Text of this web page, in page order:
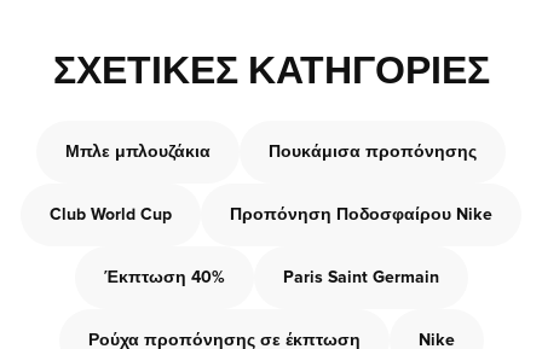
ΣΧΕΤΙΚΈΣ ΚΑΤΗΓΟΡΊΕΣ
Μπλε μπλουζάκια Πουκάμισα προπόνησης
Club World Cup Προπόνηση Ποδοσφαίρου Nike
Έκπτωση 40% Paris Saint Germain
Ρούχα προπόνησης σε έκπτωση Nike